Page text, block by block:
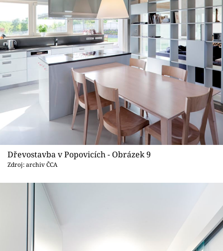
Dřevostavba v Popovicích - Obrázek 9
Zdroj: archiv ČCA